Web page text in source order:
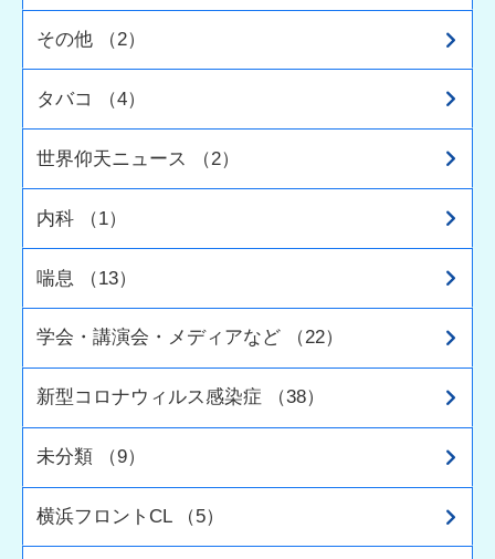
その他 （2）
タバコ （4）
世界仰天ニュース （2）
内科 （1）
喘息 （13）
学会・講演会・メディアなど （22）
新型コロナウィルス感染症 （38）
未分類 （9）
横浜フロントCL （5）